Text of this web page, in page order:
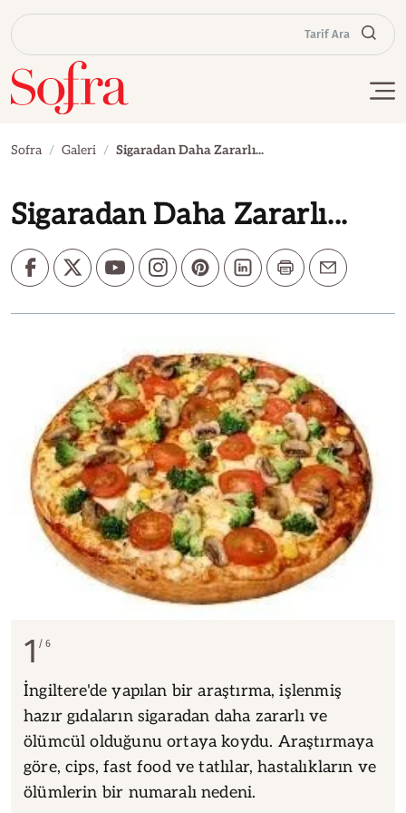
Tarif Ara
Sofra Galeri Sigaradan Daha Zararlı...
Sigaradan Daha Zararlı...
1 6
İngiltere'de yapılan bir araştırma, işlenmiş
hazır gıdaların sigaradan daha zararlı ve
ölümcül olduğunu ortaya koydu. Araştırmaya
göre, cips, fast food ve tatlılar, hastalıkların ve
ölümlerin bir numaralı nedeni.